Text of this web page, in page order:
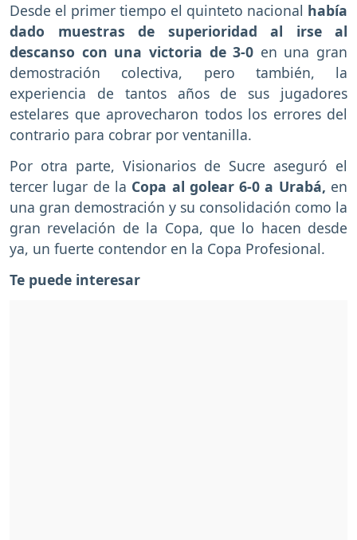
Desde el primer tiempo el quinteto nacional había
dado muestras de superioridad al irse al
descanso con una victoria de 3-0 en una gran
demostración colectiva, pero también, la
experiencia de tantos años de sus jugadores
estelares que aprovecharon todos los errores del
contrario para cobrar por ventanilla.
Por otra parte, Visionarios de Sucre aseguró el
tercer lugar de la Copa al golear 6-0 a Urabá, en
una gran demostración y su consolidación como la
gran revelación de la Copa, que lo hacen desde
ya, un fuerte contendor en la Copa Profesional.
Te puede interesar